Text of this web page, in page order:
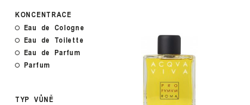
KONCENTRACE
Eau de Cologne
Eau de Toilette
Eau de Parfum
Parfum
TYP VŮNĚ